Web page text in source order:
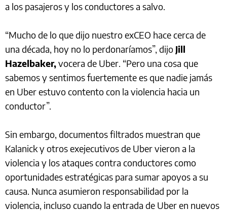
a los pasajeros y los conductores a salvo.
“Mucho de lo que dijo nuestro exCEO hace cerca de
una década, hoy no lo perdonaríamos”, dijo Jill
Hazelbaker,vocera de Uber. “Pero una cosa que
sabemos y sentimos fuertemente es que nadie jamás
en Uber estuvo contento con la violencia hacia un
conductor”.
Sin embargo, documentos filtrados muestran que
Kalanick y otros exejecutivos de Uber vieron a la
violencia y los ataques contra conductores como
oportunidades estratégicas para sumar apoyos a su
causa. Nunca asumieron responsabilidad por la
violencia, incluso cuando la entrada de Uber en nuevos